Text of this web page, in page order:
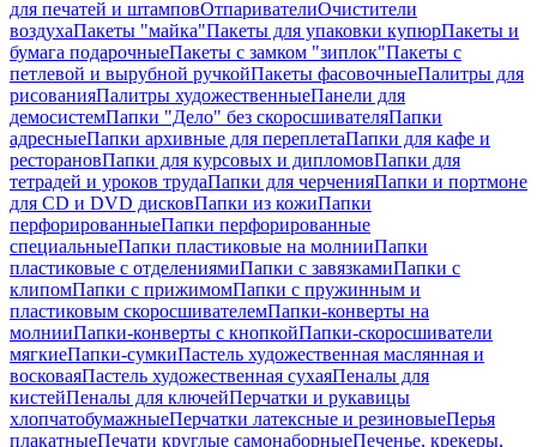
для печатей и штамповОтпаривателиОчистители
воздухаПакеты "майка"Пакеты для упаковки купюрПакеты и
бумага подарочныеПакеты с замком "зиплок"Пакеты с
петлевой и вырубной ручкойПакеты фасовочныеПалитры для
рисованияПалитры художественныеПанели для
демосистемПапки "Дело" без скоросшивателяПапки
адресныеПапки архивные для переплетаПапки для кафе и
ресторановПапки для курсовых и дипломовПапки для
тетрадей и уроков трудаПапки для черченияПапки и портмоне
для CD и DVD дисковПапки из кожиПапки
перфорированныеПапки перфорированные
специальныеПапки пластиковые на молнииПапки
пластиковые с отделениямиПапки с завязкамиПапки с
клипомПапки с прижимомПапки с пружинным и
пластиковым скоросшивателемПапки-конверты на
молнииПапки-конверты с кнопкойПапки-скоросшиватели
мягкиеПапки-сумкиПастель художественная маслянная и
восковаяПастель художественная сухаяПеналы для
кистейПеналы для ключейПерчатки и рукавицы
хлопчатобумажныеПерчатки латексные и резиновыеПерья
плакатныеПечати круглые самонаборныеПеченье, крекеры,